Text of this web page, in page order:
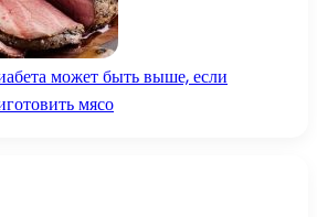
может быть выше, если
мясо